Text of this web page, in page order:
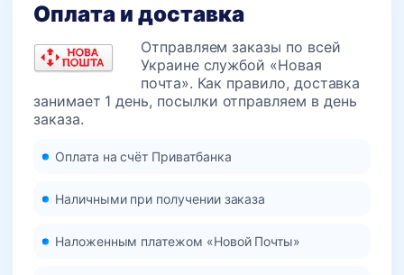
Оплата и доставка
Отправляем заказы по всей
Украине службой «Новая
почта». Как правило, доставка
занимает 1 день, посылки отправляем в день
заказа.
Оплата на счёт Приватбанка
Наличными при получении заказа
Наложенным платежом «Новой Почты»